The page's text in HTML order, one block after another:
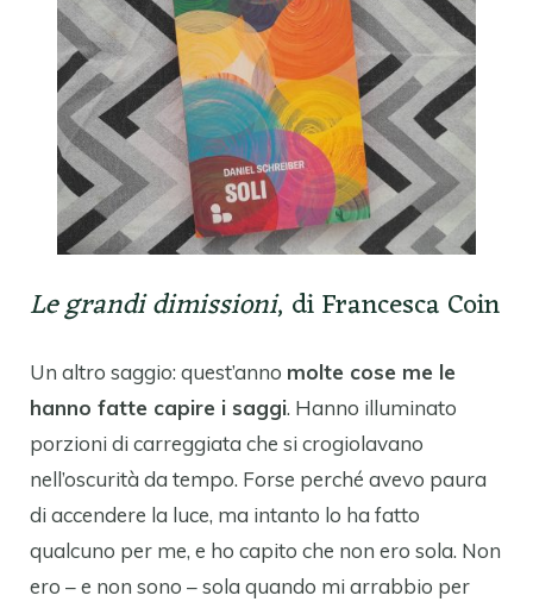
Le grandi dimissioni, di Francesca Coin
Un altro saggio: quest’anno molte cose me le
hanno fatte capire i saggi. Hanno illuminato
porzioni di carreggiata che si crogiolavano
nell’oscurità da tempo. Forse perché avevo paura
di accendere la luce, ma intanto lo ha fatto
qualcuno per me, e ho capito che non ero sola. Non
ero – e non sono – sola quando mi arrabbio per